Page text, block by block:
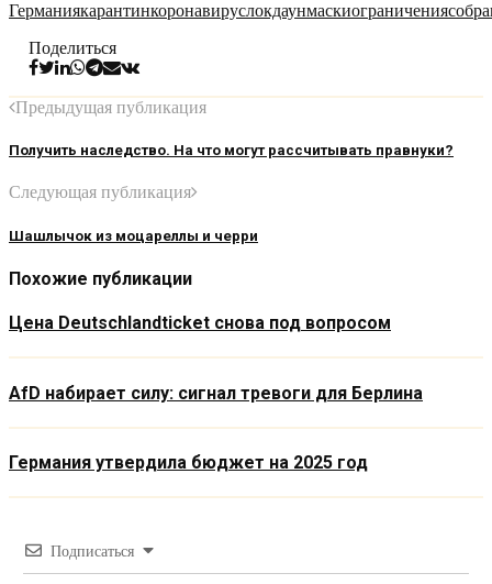
Германиякарантинкоронавируслокдаунмаскиограничения
Поделиться
Предыдущая публикация
Получить наследство. На что могут рассчитывать правнуки?
Следующая публикация
Шашлычок из моцареллы и черри
Похожие публикации
Цена Deutschlandticket снова под вопросом
AfD набирает силу: сигнал тревоги для Берлина
Германия утвердила бюджет на 2025 год
Подписаться